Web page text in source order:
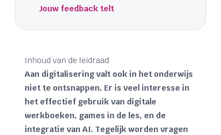
Jouw feedback telt
Inhoud van de leidraad
Aan digitalisering valt ook in het onderwijs
niet te ontsnappen. Er is veel interesse in
het effectief gebruik van digitale
werkboeken, games in de les, en de
integratie van AI. Tegelijk worden vragen